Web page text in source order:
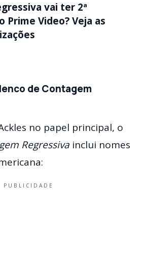
vai ter 2ª
Prime Video? Veja as
de Contagem
no papel principal, o
Regressiva inclui nomes
PUBLICIDADE